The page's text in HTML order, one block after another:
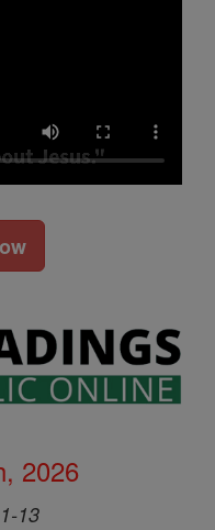
2026
13